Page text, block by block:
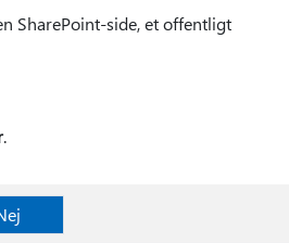
SharePoint-side, et offentligt
.